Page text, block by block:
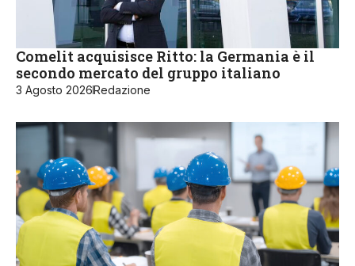
Comelit acquisisce Ritto: la Germania è il
secondo mercato del gruppo italiano
3 Agosto 2026Redazione